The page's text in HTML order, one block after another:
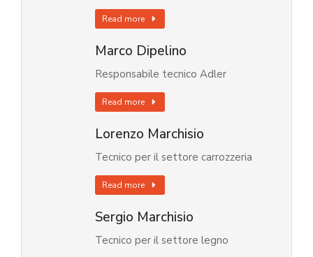
Read more
Marco Dipelino
Responsabile tecnico Adler
Read more
Lorenzo Marchisio
Tecnico per il settore carrozzeria
Read more
Sergio Marchisio
Tecnico per il settore legno